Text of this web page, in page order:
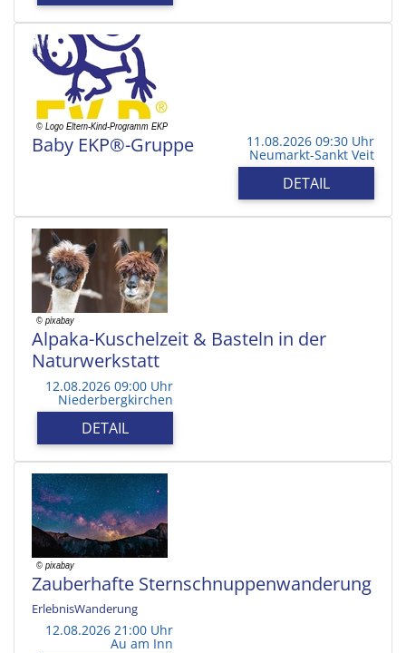
Baby EKP®-Gruppe 11.08.2026 09:30 Uhr
Neumarkt-Sankt Veit
DETAIL
Alpaka-Kuschelzeit & Basteln in der
Naturwerkstatt
12.08.2026 09:00 Uhr
Niederbergkirchen
DETAIL
Zauberhafte Sternschnuppenwanderung
ErlebnisWanderung
12.08.2026 21:00 Uhr
Au am Inn